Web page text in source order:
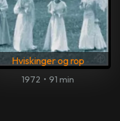
Hviskinger og rop
1972 • 91 min